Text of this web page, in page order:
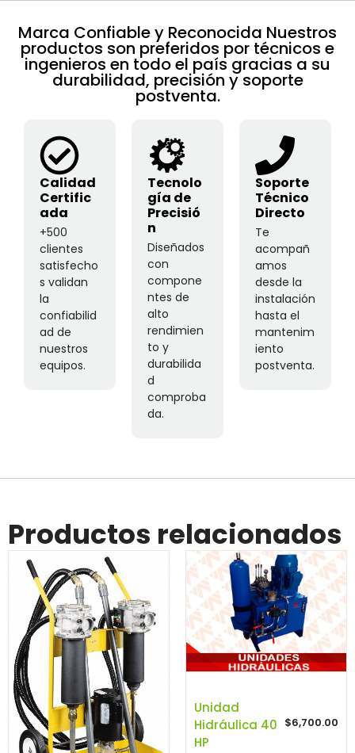
Marca Confiable y Reconocida Nuestros
productos son preferidos por técnicos e
ingenieros en todo el país gracias a su
durabilidad, precisión y soporte
postventa.
Calidad
Certific
ada
+500
clientes
satisfecho
s validan
la
confiabilid
ad de
nuestros
equipos.
Tecnolo
gía de
Precisió
n
Diseñados
con
compone
ntes de
alto
rendimien
to y
durabilida
d
comproba
da.
Soporte
Técnico
Directo
Te
acompañ
amos
desde la
instalación
hasta el
mantenim
iento
postventa.
Productos relacionados
Unidad
Hidráulica 40
HP
$6,700.00